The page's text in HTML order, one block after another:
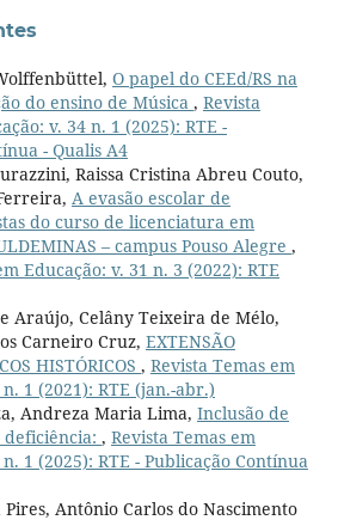
O papel do CEEd/RS na
do ensino de Música , Revista
v. 34 n. 1 (2025): RTE -
- Qualis A4
Raissa Cristina Abreu Couto,
A evasão escolar de
do curso de licenciatura em
– campus Pouso Alegre ,
Educação: v. 31 n. 3 (2022): RTE
Araújo, Celâny Teixeira de Mélo,
Carneiro Cruz, EXTENSÃO
HISTÓRICOS , Revista Temas em
1 (2021): RTE (jan.-abr.)
Andreza Maria Lima, Inclusão de
deficiência: , Revista Temas em
1 (2025): RTE - Publicação Contínua
Antônio Carlos do Nascimento